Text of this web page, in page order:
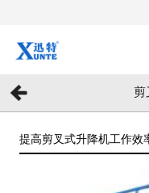
剪
提高剪叉式升降机工作效